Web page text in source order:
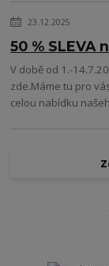
23.12.2025
50 % SLEVA
V době od 1.-
zde.Máme tu pro
celou nabídku